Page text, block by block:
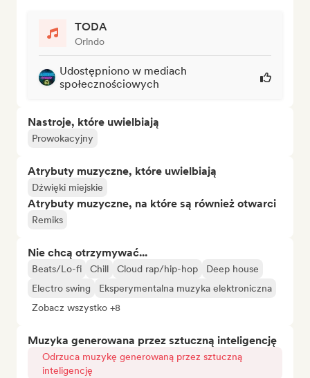
TODA
Orlndo
Udostępniono w mediach
społecznościowych
Nastroje, które uwielbiają
Prowokacyjny
Atrybuty muzyczne, które uwielbiają
Dźwięki miejskie
Atrybuty muzyczne, na które są również otwarci
Remiks
Nie chcą otrzymywać...
Beats/Lo-fi Chill Cloud rap/hip-hop
Deep house
Electro swing
Eksperymentalna muzyka elektroniczna
Zobacz wszystko +8
Muzyka generowana przez sztuczną inteligencję
Odrzuca muzykę generowaną przez sztuczną
inteligencję